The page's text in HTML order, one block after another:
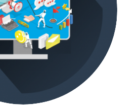
קורס Google Master